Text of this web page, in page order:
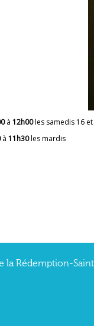
à 12h00les samedis 16
à 11h30les
la Rédemption-